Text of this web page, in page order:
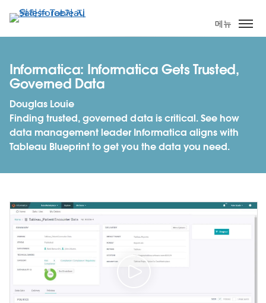
요
콘
기
메뉴
Informatica: Informatica Gets Trusted,
Governed Data
Douglas Louie
Finding trusted, governed data is critical. See how
data management leader Informatica aligns with
Tableau Blueprint to get you the data you need.